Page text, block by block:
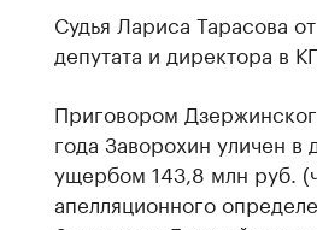
Судья Лариса Тарасова
депутата и директора в
Приговором
года Заворохин уличен в
ущербом 143,8 млн руб.
апелляционного